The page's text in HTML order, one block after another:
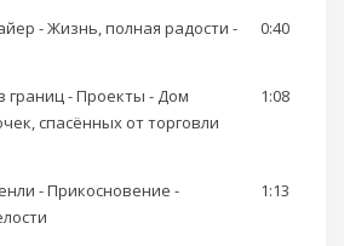
- Жизнь, полная радости -
0:40
границ - Проекты - Дом
спасённых от торговли
1:08
- Прикосновение -
1:13